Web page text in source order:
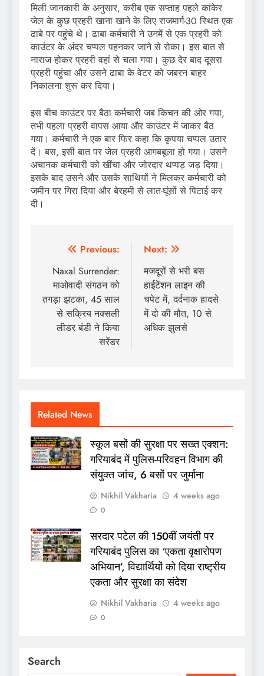
मिली जानकारी के अनुसार, करीब एक सप्ताह पहले कांकेर
जेल के कुछ प्रहरी खाना खाने के लिए राजमार्ग-30 स्थित एक
ढाबे पर पहुंचे थे। ढाबा कर्मचारी ने उनमें से एक प्रहरी को
काउंटर के अंदर चप्पल पहनकर जाने से रोका। इस बात से
नाराज होकर प्रहरी वहां से चला गया। कुछ देर बाद दूसरा
प्रहरी पहुंचा और उसने ढाबा के वेटर को जबरन बाहर
निकालना शुरू कर दिया।
इस बीच काउंटर पर बैठा कर्मचारी जब किचन की ओर गया,
तभी पहला प्रहरी वापस आया और काउंटर में जाकर बैठ
गया। कर्मचारी ने एक बार फिर कहा कि कृपया चप्पल उतार
दें। बस, इसी बात पर जेल प्रहरी आगबबूला हो गया। उसने
अचानक कर्मचारी को खींचा और जोरदार थप्पड़ जड़ दिया।
इसके बाद उसने और उसके साथियों ने मिलकर कर्मचारी को
जमीन पर गिरा दिया और बेरहमी से लात-घूंसों से पिटाई कर
दी।
Post
navigation
Previous:
Naxal Surrender:
माओवादी संगठन को
तगड़ा झटका, 45 साल
से सक्रिय नक्सली
लीडर बंडी ने किया
सरेंडर
Next:
मजदूरों से भरी बस
हाईटेंशन लाइन की
चपेट में, दर्दनाक हादसे
में दो की मौत, 10 से
अधिक झुलसे
Related News
स्कूल बसों की सुरक्षा पर सख्त एक्शन:
गरियाबंद में पुलिस-परिवहन विभाग की
संयुक्त जांच, 6 बसों पर जुर्माना
Nikhil Vakharia 4 weeks ago
0
सरदार पटेल की 150वीं जयंती पर
गरियाबंद पुलिस का ‘एकता वृक्षारोपण
अभियान’, विद्यार्थियों को दिया राष्ट्रीय
एकता और सुरक्षा का संदेश
Nikhil Vakharia 4 weeks ago
0
Search